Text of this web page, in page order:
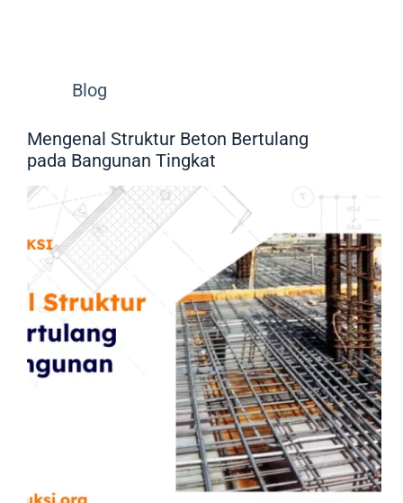
Blog
Mengenal Struktur Beton Bertulang
pada Bangunan Tingkat